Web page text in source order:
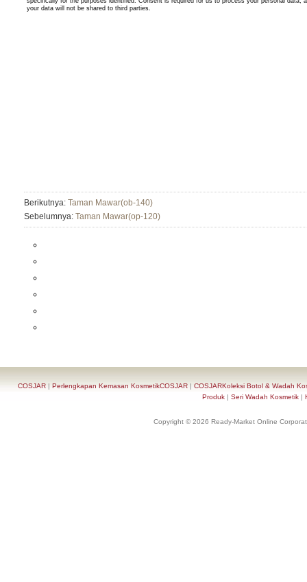
Berikutnya: Taman Mawar(ob-140)
Sebelumnya: Taman Mawar(op-120)
COSJAR| Perlengkapan Kemasan KosmetikCOSJAR| COSJARKoleksi Botol & Wadah
Produk | Seri Wadah Kosmetik |
Copyright © 2026 Ready-Market Online